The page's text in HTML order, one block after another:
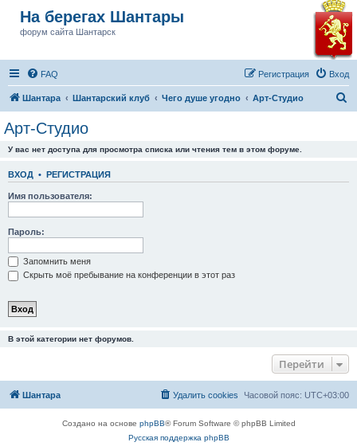
На берегах Шантары
форум сайта Шантарск
FAQ Вход
Регистрация
Шантара Шантарский клуб Чего душе угодно Арт-Студио
Арт-Студио
У вас нет доступа для просмотра списка или чтения тем в этом форуме.
ВХОД • РЕГИСТРАЦИЯ
Имя пользователя:
Пароль:
Запомнить меня
Скрыть моё пребывание на конференции в этот раз
В этой категории нет форумов.
Перейти
Шантара Часовой пояс: UTC+03:00
Удалить cookies
Создано на основе phpBB® Forum Software © phpBB Limited
Русская поддержка phpBB